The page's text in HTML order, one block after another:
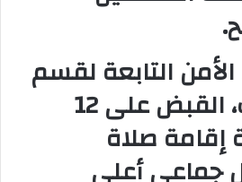
.
التابعة لقسم
التجمع الثالث، القبض على 12
صلاة
جماعى أعلى